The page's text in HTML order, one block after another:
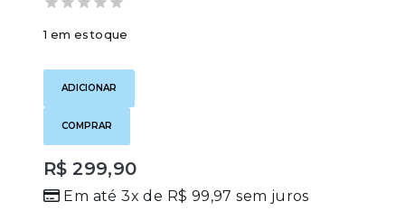
out
5
1 em estoque
Tubo
Porta
Defender
2m
–
Resistência
e
ADICIONAR
COMPRAR
R$299,90
Em até 3x de R$ 99,97 sem juros